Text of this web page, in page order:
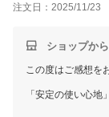
注文日：2025/11/23
ショップか
この度はご感想を
「安定の使い心地
き、快適にご使